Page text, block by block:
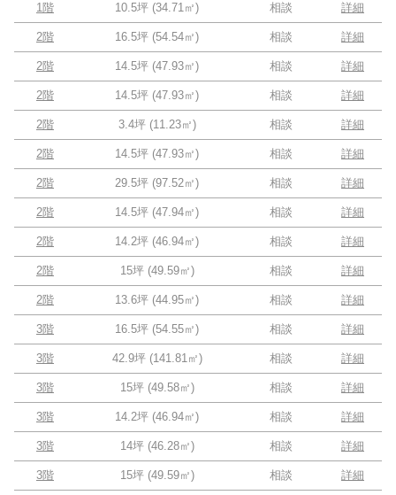
1階 10.5坪 (34.71㎡) 相談 詳細
2階 16.5坪 (54.54㎡) 相談 詳細
2階 14.5坪 (47.93㎡) 相談 詳細
2階 14.5坪 (47.93㎡) 相談 詳細
2階 3.4坪 (11.23㎡) 相談 詳細
2階 14.5坪 (47.93㎡) 相談 詳細
2階 29.5坪 (97.52㎡) 相談 詳細
2階 14.5坪 (47.94㎡) 相談 詳細
2階 14.2坪 (46.94㎡) 相談 詳細
2階 15坪 (49.59㎡) 相談 詳細
2階 13.6坪 (44.95㎡) 相談 詳細
3階 16.5坪 (54.55㎡) 相談 詳細
3階 42.9坪 (141.81㎡) 相談 詳細
3階 15坪 (49.58㎡) 相談 詳細
3階 14.2坪 (46.94㎡) 相談 詳細
3階 14坪 (46.28㎡) 相談 詳細
3階 15坪 (49.59㎡) 相談 詳細